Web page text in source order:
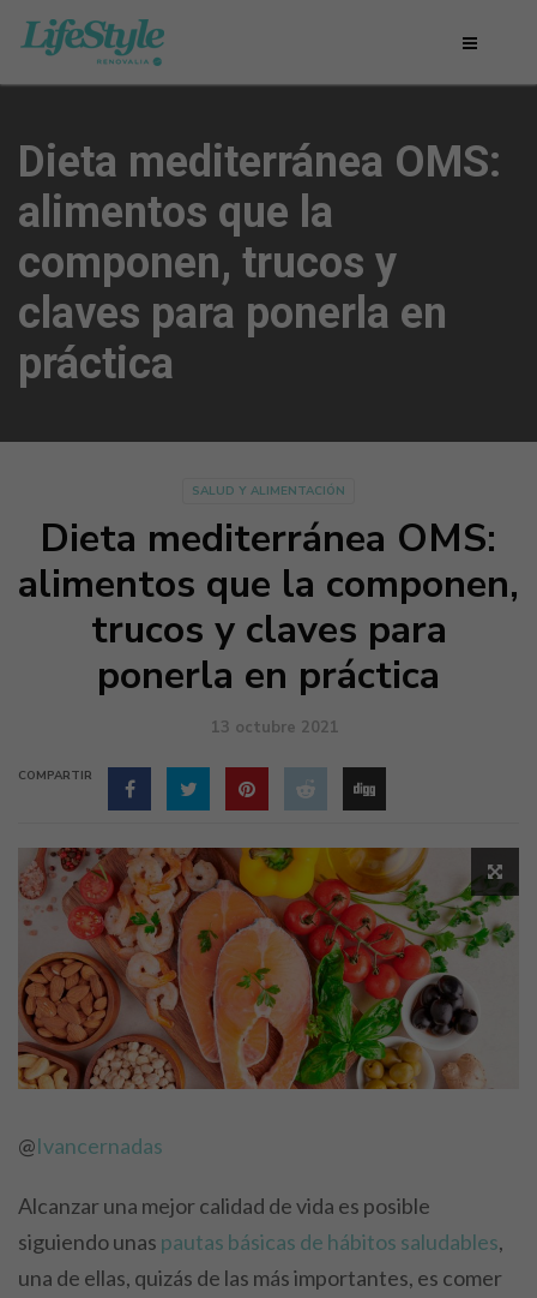
Dieta mediterránea OMS:
alimentos que la
componen, trucos y
claves para ponerla en
práctica
SALUD Y ALIMENTACIÓN
Dieta mediterránea OMS:
alimentos que la componen,
trucos y claves para
ponerla en práctica
13 octubre 2021
COMPARTIR
@Ivancernadas
Alcanzar una mejor calidad de vida es posible
siguiendo unas pautas básicas de hábitos saludables,
una de ellas, quizás de las más importantes, es comer